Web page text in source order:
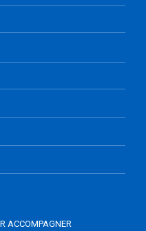
ACCOMPAGNER